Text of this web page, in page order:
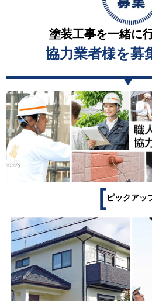
塗装工事を一緒に
協力業者様を募
[ピックアッ